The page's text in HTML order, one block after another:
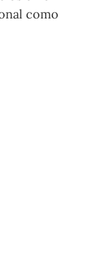
como